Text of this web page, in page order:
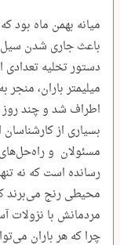
میانه بهمن ماه بود
باعث جاری شدن سیل
میلیمتر باران،
اطراف شد و چند روز
بسیاری از
مسئولان و
رسانده است که نه
محیطی رنج می‌برند
مردمانش با نزولات
چرا که هر باران